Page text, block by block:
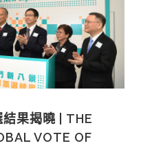
結果揭曉 | THE
VOTE OF